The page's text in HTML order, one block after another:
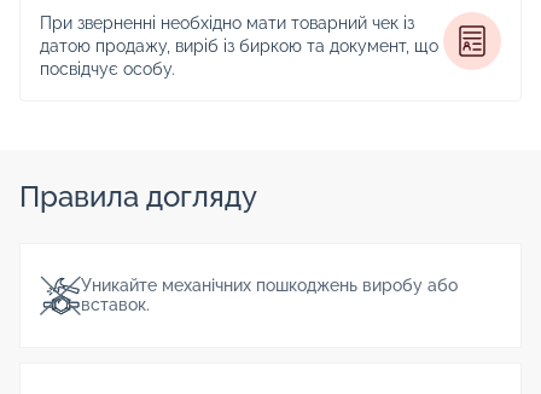
При зверненні необхідно мати товарний чек із
датою продажу, виріб із биркою та документ, що
посвідчує особу.
Правила догляду
Уникайте механічних пошкоджень виробу або
вставок.